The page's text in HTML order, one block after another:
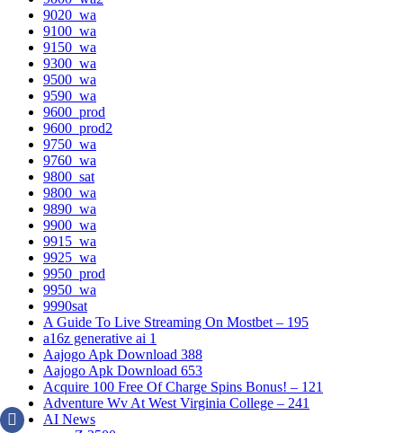
9020_wa
9100_wa
9150_wa
9300_wa
9500_wa
9590_wa
9600_prod
9600_prod2
9750_wa
9760_wa
9800_sat
9800_wa
9890_wa
9900_wa
9915_wa
9925_wa
9950_prod
9950_wa
9990sat
A Guide To Live Streaming On Mostbet – 195
a16z generative ai 1
Aajogo Apk Download 388
Aajogo Apk Download 653
Acquire 100 Free Of Charge Spins Bonus! – 121
Adventure Wv At West Virginia College – 241
AI News